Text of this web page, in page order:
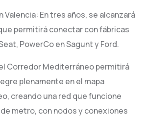
Valencia: En tres años, se alcanzará
permitirá conectar con fábricas
PowerCo en Sagunt y Ford.
Corredor Mediterráneo permitirá
plenamente en el mapa
creando una red que funcione
metro, con nodos y conexiones